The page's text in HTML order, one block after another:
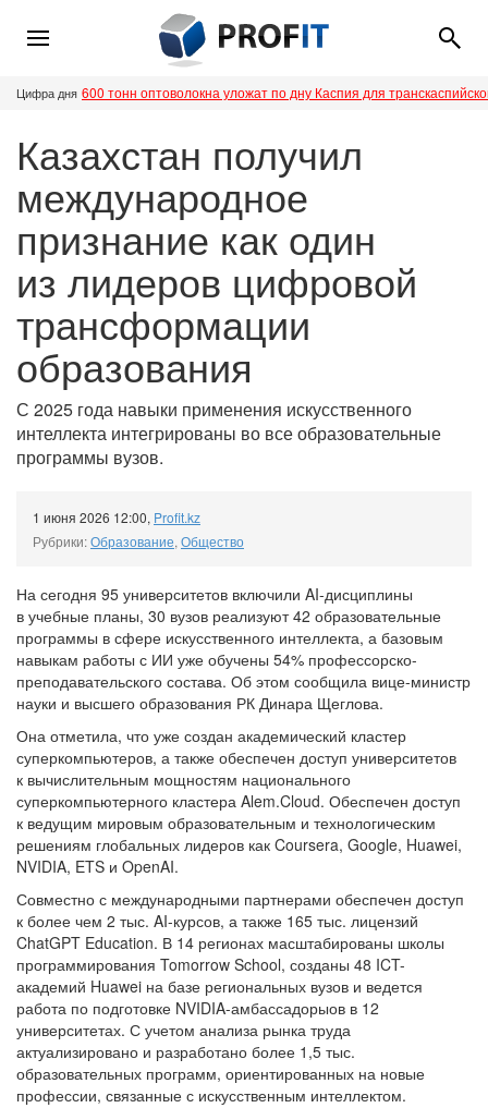
Цифра дня 600 тонн оптоволокна уложат по дну Каспия для
Казахстан получил
международное
признание как один
из лидеров цифровой
трансформации
образования
С 2025 года навыки применения искусственного
интеллекта интегрированы во все образовательные
программы вузов.
1 июня 2026 12:00, Profit.kz
Рубрики:Образование, Общество
На сегодня 95 университетов включили AI-дисциплины
в учебные планы, 30 вузов реализуют 42 образовательные
программы в сфере искусственного интеллекта, а базовым
навыкам работы с ИИ уже обучены 54% профессорско-
преподавательского состава. Об этом сообщила вице-министр
науки и высшего образования РК Динара Щеглова.
Она отметила, что уже создан академический кластер
суперкомпьютеров, а также обеспечен доступ университетов
к вычислительным мощностям национального
суперкомпьютерного кластера Alem.Cloud. Обеспечен доступ
к ведущим мировым образовательным и технологическим
решениям глобальных лидеров как Coursera, Google, Huawei,
NVIDIA, ETS и OpenAI.
Совместно с международными партнерами обеспечен доступ
к более чем 2 тыс. AI-курсов, а также 165 тыс. лицензий
ChatGPT Education. В 14 регионах масштабированы школы
программирования Tomorrow School, созданы 48 ICT-
академий Huawei на базе региональных вузов и ведется
работа по подготовке NVIDIA-амбассадорыов в 12
университетах. С учетом анализа рынка труда
актуализировано и разработано более 1,5 тыс.
образовательных программ, ориентированных на новые
профессии, связанные с искусственным интеллектом.